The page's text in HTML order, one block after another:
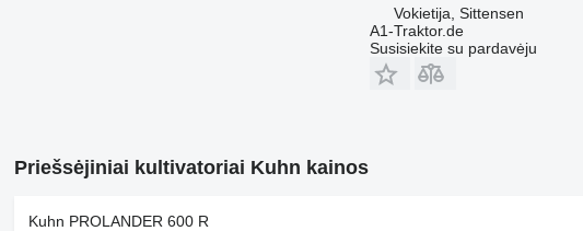
Vokietija, Sittensen
A1-Traktor.de
Susisiekite su pardavėju
Priešsėjiniai kultivatoriai Kuhn kainos
Kuhn PROLANDER 600 R